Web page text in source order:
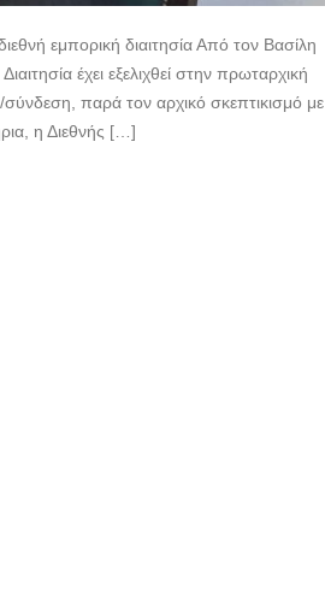
εμπορική διαιτησία Από τον Βασίλη
έχει εξελιχθεί στην πρωταρχική
παρά τον αρχικό σκεπτικισμό με
η Διεθνής […]